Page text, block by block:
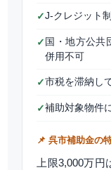
✓J-クレジット
✓ 国・地方公共
併用不可
✓市税を滞納し
✓補助対象物件
📌 呉市補助金の
上限3,000万円